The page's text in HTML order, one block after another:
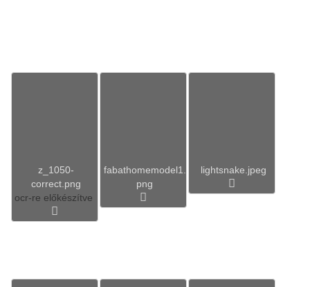
z_1050-
correct.png
ocr-re előkészítve
fabathomemodel1.
png
lightsnake.jpeg